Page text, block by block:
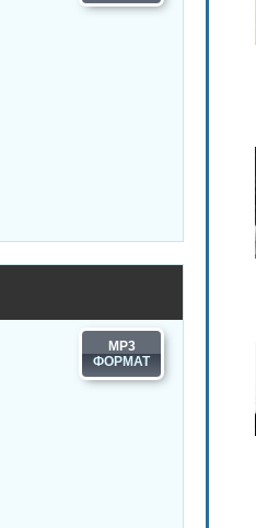
MP3